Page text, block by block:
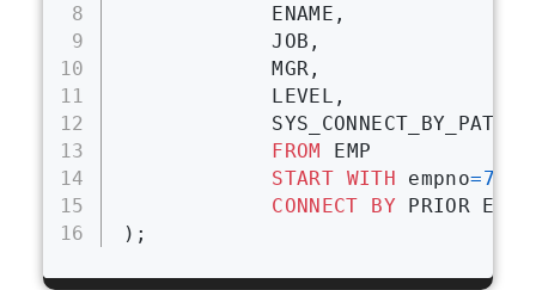
8
9
10
11
12
13
14
15
16
            ENAME,
            JOB,
            MGR,
            LEVEL,
FROM EMP
START WITH empno=7839
CONNECT
BY PRIOR
);